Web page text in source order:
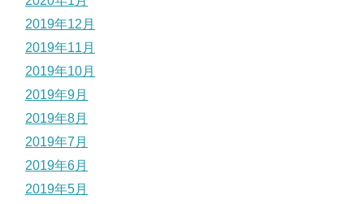
2019年12月
2019年11月
2019年10月
2019年9月
2019年8月
2019年7月
2019年6月
2019年5月